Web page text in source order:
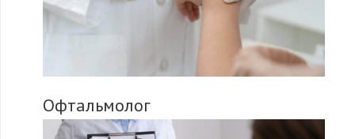
Офтальмолог